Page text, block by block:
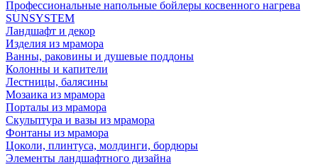
Профессиональные напольные бойлеры косвенного нагрева
SUNSYSTEM
Ландшафт и декор
Изделия из мрамора
Ванны, раковины и душевые поддоны
Колонны и капители
Лестницы, балясины
Мозаика из мрамора
Порталы из мрамора
Скульптура и вазы из мрамора
Фонтаны из мрамора
Цоколи, плинтуса, молдинги, бордюры
Элементы ландшафтного дизайна